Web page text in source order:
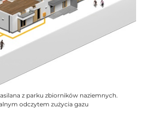
z parku zbiorników naziemnych.
odczytem zużycia gazu